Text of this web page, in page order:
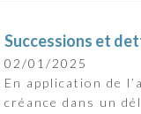
Successions et
02/01/2025
En application de
créance dans un